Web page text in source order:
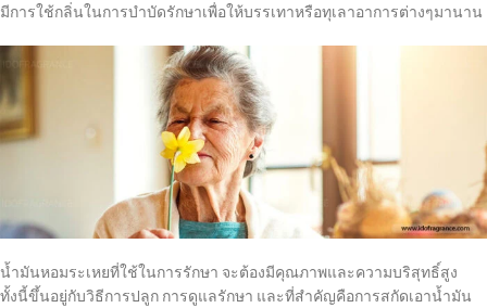
มีการใช้กลิ่นในการบำบัดรักษาเพื่อให้บรรเทาหรือทุเลาอาการต่างๆมานาน
น้ำมันหอมระเหยที่ใช้ในการรักษา จะต้องมีคุณภาพและความบริสุทธิ์สูง
ทั้งนี้ขึ้นอยู่กับวิธีการปลูก การดูแลรักษา และที่สำคัญคือการสกัดเอาน้ำมัน